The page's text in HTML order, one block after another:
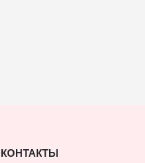
КОНТАКТЫ